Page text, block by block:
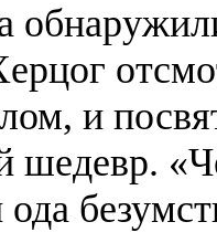
, и
шедевр.